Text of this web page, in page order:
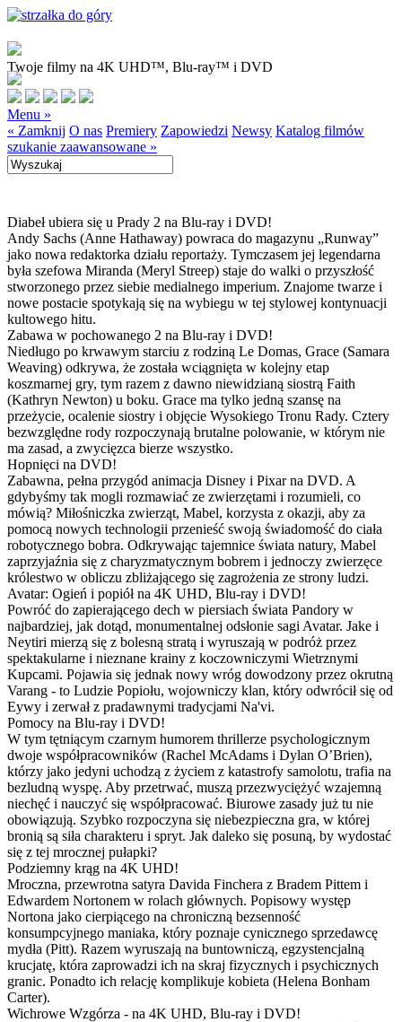
Twoje filmy na 4K UHD™, Blu-ray™ i DVD
Menu »
« Zamknij O nas Premiery Zapowiedzi Newsy Katalog filmów
szukanie zaawansowane »
Diabeł ubiera się u Prady 2 na Blu-ray i DVD!
Andy Sachs (Anne Hathaway) powraca do magazynu „Runway”
jako nowa redaktorka działu reportaży. Tymczasem jej legendarna
była szefowa Miranda (Meryl Streep) staje do walki o przyszłość
stworzonego przez siebie medialnego imperium. Znajome twarze i
nowe postacie spotykają się na wybiegu w tej stylowej kontynuacji
kultowego hitu.
Zabawa w pochowanego 2 na Blu-ray i DVD!
Niedługo po krwawym starciu z rodziną Le Domas, Grace (Samara
Weaving) odkrywa, że została wciągnięta w kolejny etap
koszmarnej gry, tym razem z dawno niewidzianą siostrą Faith
(Kathryn Newton) u boku. Grace ma tylko jedną szansę na
przeżycie, ocalenie siostry i objęcie Wysokiego Tronu Rady. Cztery
bezwzględne rody rozpoczynają brutalne polowanie, w którym nie
ma zasad, a zwycięzca bierze wszystko.
Hopnięci na DVD!
Zabawna, pełna przygód animacja Disney i Pixar na DVD. A
gdybyśmy tak mogli rozmawiać ze zwierzętami i rozumieli, co
mówią? Miłośniczka zwierząt, Mabel, korzysta z okazji, aby za
pomocą nowych technologii przenieść swoją świadomość do ciała
robotycznego bobra. Odkrywając tajemnice świata natury, Mabel
zaprzyjaźnia się z charyzmatycznym bobrem i jednoczy zwierzęce
królestwo w obliczu zbliżającego się zagrożenia ze strony ludzi.
Avatar: Ogień i popiół na 4K UHD, Blu-ray i DVD!
Powróć do zapierającego dech w piersiach świata Pandory w
najbardziej, jak dotąd, monumentalnej odsłonie sagi Avatar. Jake i
Neytiri mierzą się z bolesną stratą i wyruszają w podróż przez
spektakularne i nieznane krainy z koczowniczymi Wietrznymi
Kupcami. Pojawia się jednak nowy wróg dowodzony przez okrutną
Varang - to Ludzie Popiołu, wojowniczy klan, który odwrócił się od
Eywy i zerwał z pradawnymi tradycjami Na'vi.
Pomocy na Blu-ray i DVD!
W tym tętniącym czarnym humorem thrillerze psychologicznym
dwoje współpracowników (Rachel McAdams i Dylan O’Brien),
którzy jako jedyni uchodzą z życiem z katastrofy samolotu, trafia na
bezludną wyspę. Aby przetrwać, muszą przezwyciężyć wzajemną
niechęć i nauczyć się współpracować. Biurowe zasady już tu nie
obowiązują. Szybko rozpoczyna się niebezpieczna gra, w której
bronią są siła charakteru i spryt. Jak daleko się posuną, by wydostać
się z tej mrocznej pułapki?
Podziemny krąg na 4K UHD!
Mroczna, przewrotna satyra Davida Finchera z Bradem Pittem i
Edwardem Nortonem w rolach głównych. Popisowy występ
Nortona jako cierpiącego na chroniczną bezsenność
konsumpcyjnego maniaka, który poznaje cynicznego sprzedawcę
mydła (Pitt). Razem wyruszają na buntowniczą, egzystencjalną
krucjatę, która zaprowadzi ich na skraj fizycznych i psychicznych
granic. Ponadto ich relację komplikuje kobieta (Helena Bonham
Carter).
Wichrowe Wzgórza - na 4K UHD, Blu-ray i DVD!